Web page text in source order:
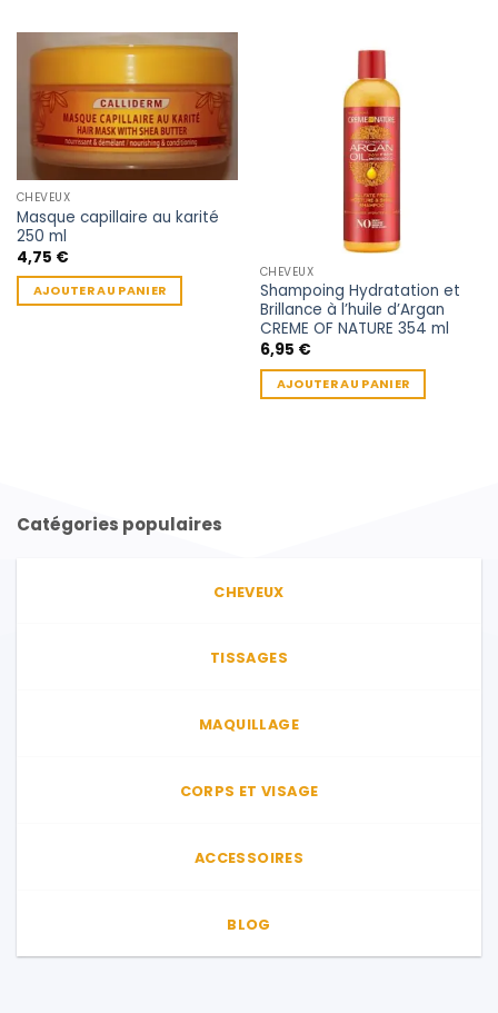
du
produit
CHEVEUX
Masque capillaire au karité
250 ml
4,75 €
AJOUTER AU PANIER
CHEVEUX
Shampoing Hydratation et
Brillance à l’huile d’Argan
CREME OF NATURE 354 ml
6,95 €
AJOUTER AU PANIER
Catégories populaires
CHEVEUX
TISSAGES
MAQUILLAGE
CORPS ET VISAGE
ACCESSOIRES
BLOG